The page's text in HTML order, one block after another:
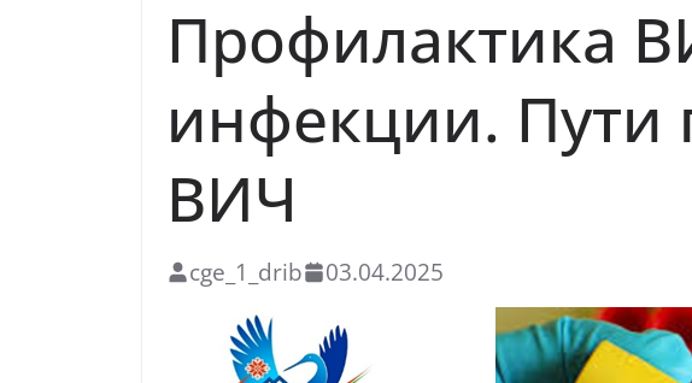
Профилактика
инфекции. Пути
ВИЧ
cge_1_drib 03.04.2025